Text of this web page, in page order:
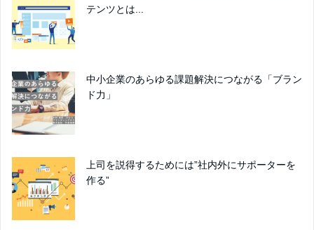
テンツとは...
中小企業のあらゆる課題解決につながる「ブラン
ド力」
上司を説得するためには”社内外にサポーターを
作る”